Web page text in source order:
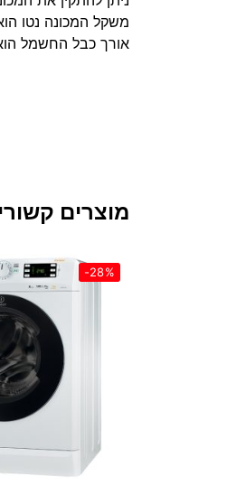
משקל המכונה נטו הוא כ-69
אורך כבל החשמל הוא 160
מוצרים
-28%